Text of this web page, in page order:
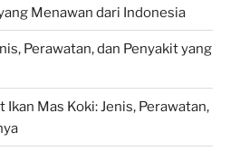
Menawan dari Indonesia
Perawatan, dan Penyakit yang
Mas Koki: Jenis, Perawatan,